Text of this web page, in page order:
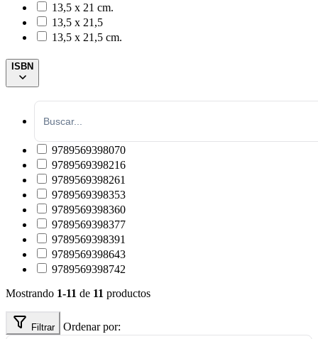
13,5 x 21 cm.
13,5 x 21,5
13,5 x 21,5 cm.
ISBN
9789569398070
9789569398216
9789569398261
9789569398353
9789569398360
9789569398377
9789569398391
9789569398643
9789569398742
Mostrando 1-11 de 11 productos
Filtrar Ordenar por: